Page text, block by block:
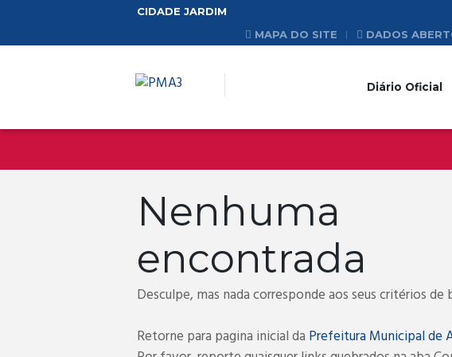
CIDADE JARDIM
MAPA DO SITE
DADOS
Diário Oficial
Nenhuma
encontrada
Desculpe, mas nada corresponde aos seus critérios de
Retorne para pagina inicial da Prefeitura Municipal de